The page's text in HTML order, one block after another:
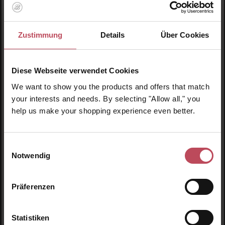
Zustimmung Details Über Cookies
Diese Webseite verwendet Cookies
We want to show you the products and offers that match
your interests and needs. By selecting "Allow all," you
help us make your shopping experience even better.
Notwendig
Präferenzen
Statistiken